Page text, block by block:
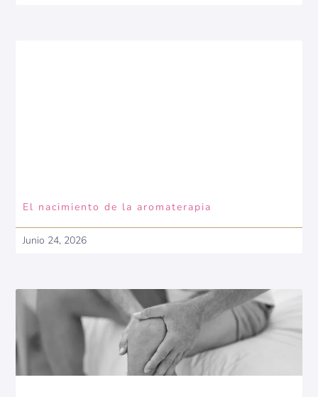
El nacimiento de la aromaterapia
Junio 24, 2026